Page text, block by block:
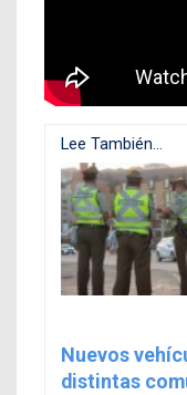
Lee También...
Nuevos
distintas